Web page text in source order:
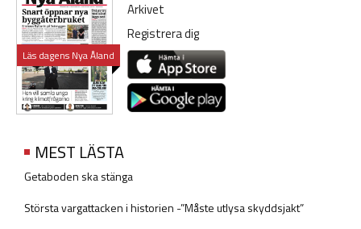
Läs dagens Nya Åland
Arkivet
Registrera dig
MEST LÄSTA
Getaboden ska stänga
Största vargattacken i historien -”Måste utlysa skyddsjakt”